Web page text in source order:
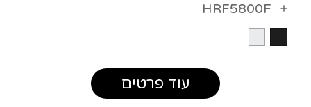
HRF5800F
עוד פרטים